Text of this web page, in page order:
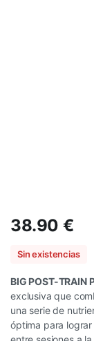
38.90€
Sin existencias
BIG POST-TRAIN
exclusiva que
una serie de
óptima para